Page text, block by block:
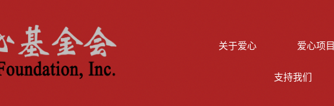
关于爱心 爱心项目
支持我们